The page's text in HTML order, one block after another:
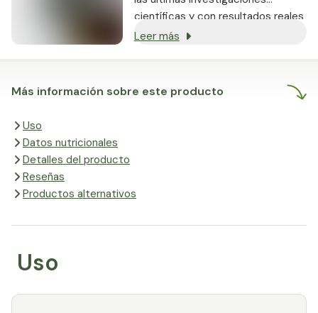
Más información sobre este producto
Uso
Datos nutricionales
Detalles del producto
Reseñas
Productos alternativos
Uso
científicas y con resultados reales
demostrados.
Leer más